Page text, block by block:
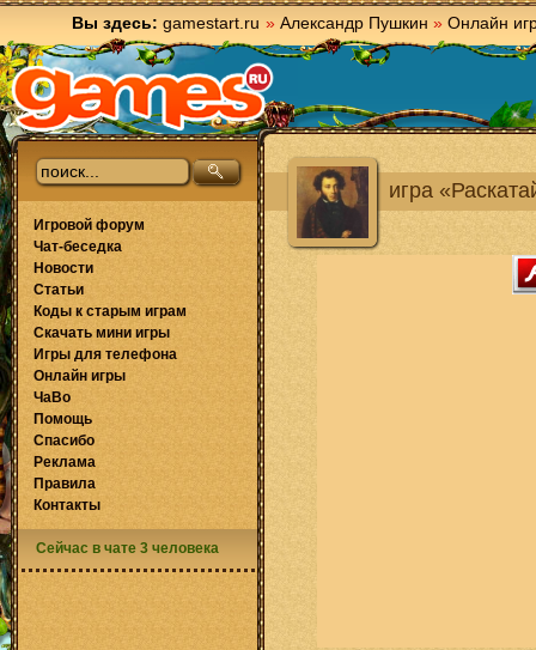
Вы здесь: gamestart.ru » Александр Пушкин » Онлайн
игра
Игровой форум
Чат-беседка
Новости
Статьи
Коды к старым играм
Скачать мини игры
Игры для телефона
Онлайн игры
ЧаВо
Помощь
Спасибо
Реклама
Правила
Контакты
Сейчас в чате 3 человека